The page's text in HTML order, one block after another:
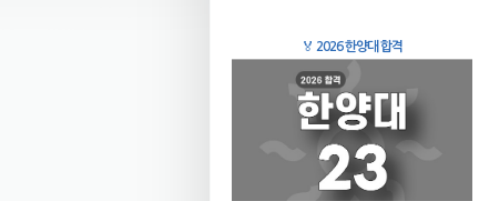
🏅 2026 한양대 합격